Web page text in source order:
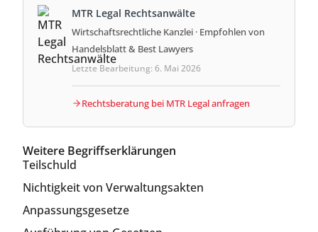
MTR Legal Rechtsanwälte
Wirtschaftsrechtliche Kanzlei · Empfohlen von
Handelsblatt & Best Lawyers
Letzte Bearbeitung: 6. Mai 2026
Rechtsberatung bei MTR Legal anfragen
Weitere Begriffserklärungen
Teilschuld
Nichtigkeit von Verwaltungsakten
Anpassungsgesetze